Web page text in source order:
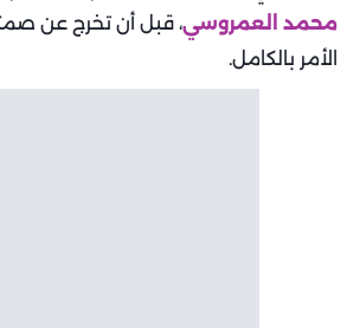
محمد العمروسي، قبل أن تخرج عن
الأمر بالكامل.